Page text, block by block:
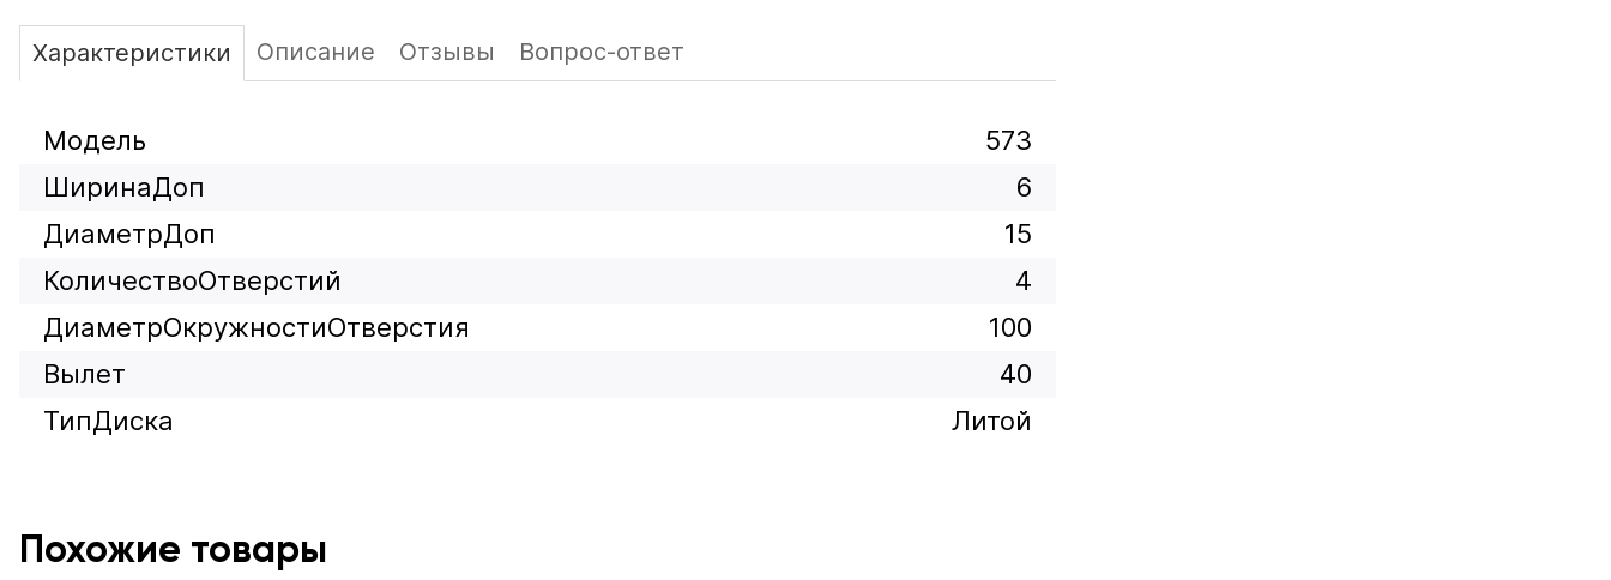
Характеристики Описание Отзывы Вопрос-ответ
Модель
573
ШиринаДоп
6
ДиаметрДоп
15
КоличествоОтверстий
4
ДиаметрОкружностиОтверстия
100
Вылет
40
ТипДиска
Литой
Похожие товары